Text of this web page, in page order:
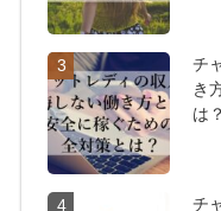
3
チ
き
は？
4
チ